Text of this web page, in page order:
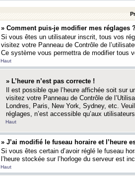
» Comment puis-je modifier mes réglages
Si vous êtes un utilisateur inscrit, tous vos
visitez votre Panneau de Contrôle de
Ce système vous permettra de modifier tous
Haut
» L’heure n’est pas correcte !
Il est possible que l’heure affichée soit sur
visitez votre Panneau de Contrôle de
Londres, Paris, New York, Sydney, etc.
réglages, n’est accessible qu’aux
Haut
» J’ai modifié le fuseau horaire et l’heure
Si vous êtes certain d’avoir réglé le fuseau
l’heure stockée sur l’horloge du serveur est
Haut